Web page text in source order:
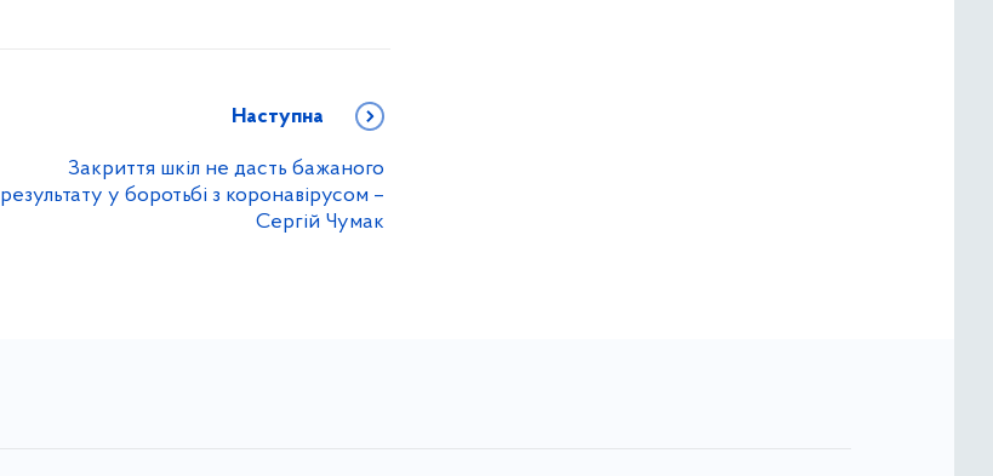
Наступна
Закриття шкіл не дасть бажаного
результату у боротьбі з коронавірусом –
Сергій Чумак